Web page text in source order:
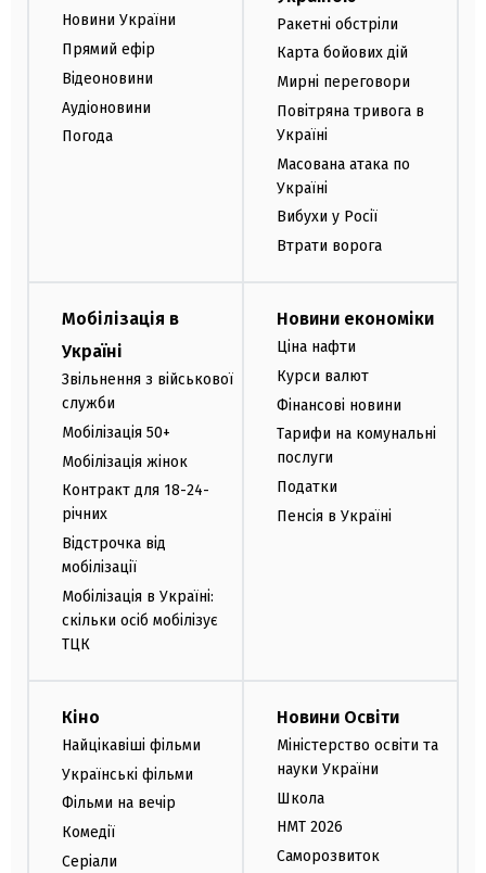
Новини України
Прямий ефір
Відеоновини
Аудіоновини
Погода
Ракетні обстріли
Карта бойових дій
Мирні переговори
Повітряна тривога в
Україні
Масована атака по
Україні
Вибухи у Росії
Втрати ворога
Мобілізація в
Україні
Звільнення з військової
служби
Мобілізація 50+
Мобілізація жінок
Контракт для 18-24-
річних
Відстрочка від
мобілізації
Мобілізація в Україні:
скільки осіб мобілізує
ТЦК
Новини економіки
Ціна нафти
Курси валют
Фінансові новини
Тарифи на комунальні
послуги
Податки
Пенсія в Україні
Кіно
Найцікавіші фільми
Українські фільми
Фільми на вечір
Комедії
Серіали
Новини Освіти
Міністерство освіти та
науки України
Школа
НМТ 2026
Саморозвиток